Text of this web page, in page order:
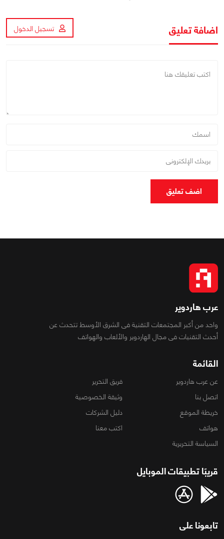
اضافة تعليق تسجيل الدخول
اضف تعليق
عرب هاردوير
واحد من أكبر المجتمعات التقنية فى الشرق الأوسط تتحدث عن
أحدث التقنيات فى مجال الهاردوير والألعاب والهواتف
القائمة
عن عرب هاردوير
فريق التحرير
اتصل بنا
وثيقة الخصوصية
خريطة الموقع
دليل الشركات
هواتف
اكتب معنا
السياسة التحريرية
قريبًا تطبيقات الموبايل
تابعونا على